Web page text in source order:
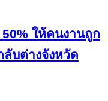
ให้คนงานถูก
บต่างจังหวัด